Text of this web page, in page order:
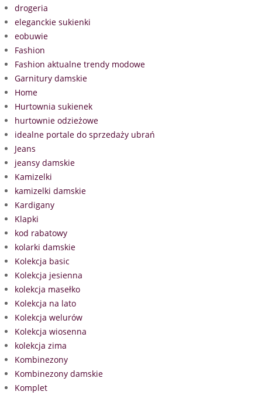
drogeria
eleganckie sukienki
eobuwie
Fashion
Fashion aktualne trendy modowe
Garnitury damskie
Home
Hurtownia sukienek
hurtownie odzieżowe
idealne portale do sprzedaży ubrań
Jeans
jeansy damskie
Kamizelki
kamizelki damskie
Kardigany
Klapki
kod rabatowy
kolarki damskie
Kolekcja basic
Kolekcja jesienna
kolekcja masełko
Kolekcja na lato
Kolekcja welurów
Kolekcja wiosenna
kolekcja zima
Kombinezony
Kombinezony damskie
Komplet